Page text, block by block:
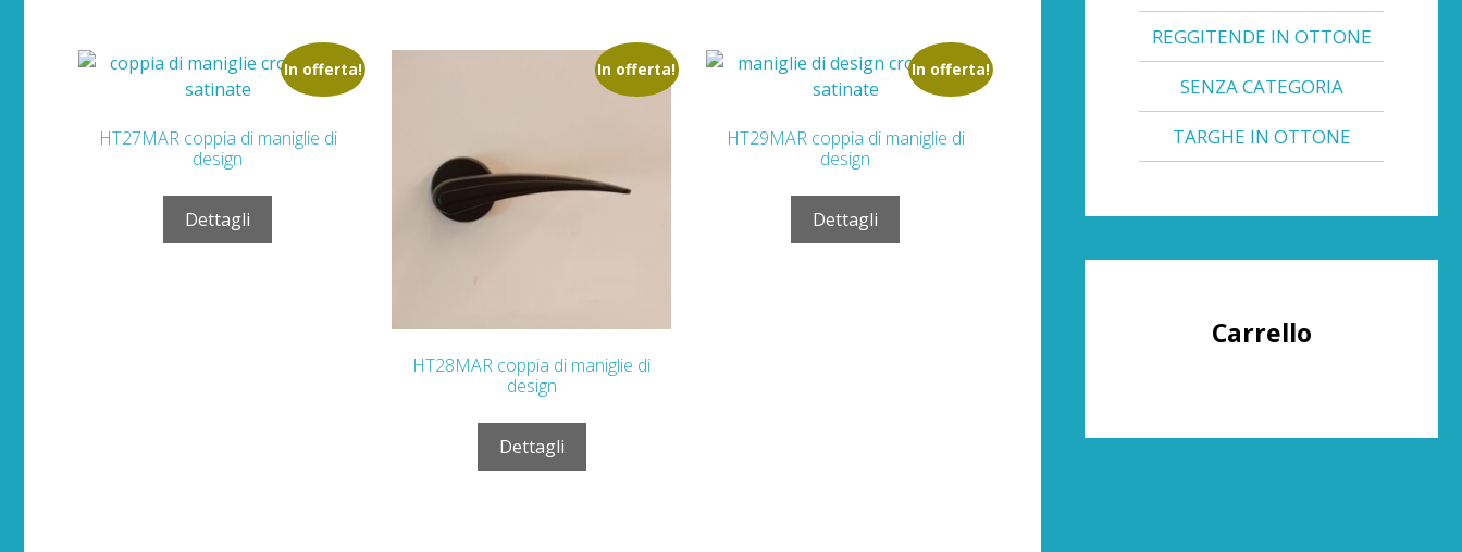
In offerta!
HT27MAR coppia di maniglie di
design
Dettagli
In offerta!
HT28MAR coppia di maniglie di
design
Dettagli
In offerta!
HT29MAR coppia di maniglie di
design
Dettagli
REGGITENDE IN OTTONE
SENZA CATEGORIA
TARGHE IN OTTONE
Carrello